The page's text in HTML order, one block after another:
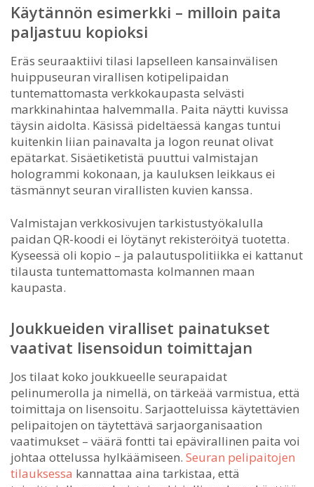
Käytännön esimerkki – milloin paita
paljastuu kopioksi
Eräs seuraaktiivi tilasi lapselleen kansainvälisen
huippuseuran virallisen kotipelipaidan
tuntemattomasta verkkokaupasta selvästi
markkinahintaa halvemmalla. Paita näytti kuvissa
täysin aidolta. Käsissä pideltäessä kangas tuntui
kuitenkin liian painavalta ja logon reunat olivat
epätarkat. Sisäetiketistä puuttui valmistajan
hologrammi kokonaan, ja kauluksen leikkaus ei
täsmännyt seuran virallisten kuvien kanssa.
Valmistajan verkkosivujen tarkistustyökalulla
paidan QR-koodi ei löytänyt rekisteröityä tuotetta.
Kyseessä oli kopio – ja palautuspolitiikka ei kattanut
tilausta tuntemattomasta kolmannen maan
kaupasta.
Joukkueiden viralliset painatukset
vaativat lisensoidun toimittajan
Jos tilaat koko joukkueelle seurapaidat
pelinumerolla ja nimellä, on tärkeää varmistua, että
toimittaja on lisensoitu. Sarjaotteluissa käytettävien
pelipaitojen on täytettävä sarjaorganisaation
vaatimukset – väärä fontti tai epävirallinen paita voi
johtaa ottelussa hylkäämiseen. Seuran pelipaitojen
tilauksessa kannattaa aina tarkistaa, että